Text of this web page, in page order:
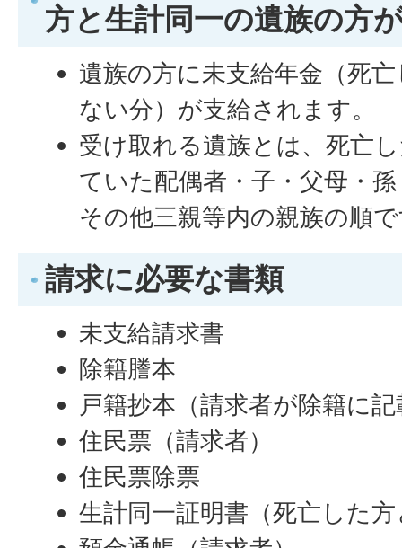
方と生計同一の遺族の方
遺族の方に未支給年金（死
ない分）が支給されます。
受け取れる遺族とは、死亡
ていた配偶者・子・父母・
その他三親等内の親族の順
請求に必要な書類
未支給請求書
除籍謄本
戸籍抄本（請求者が除籍に
住民票（請求者）
住民票除票
生計同一証明書（死亡した